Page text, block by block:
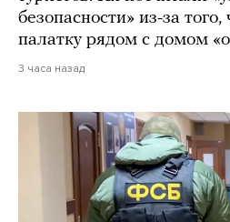
безопасности» из-за
палатку рядом с домом
3 часа назад